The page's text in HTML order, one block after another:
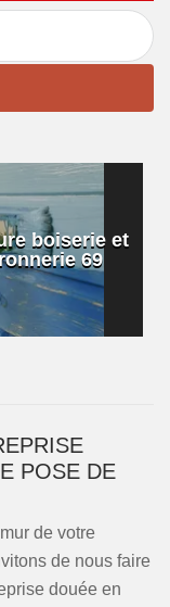
boiserie et
69
POSE DE
de votre
de nous faire
douée en